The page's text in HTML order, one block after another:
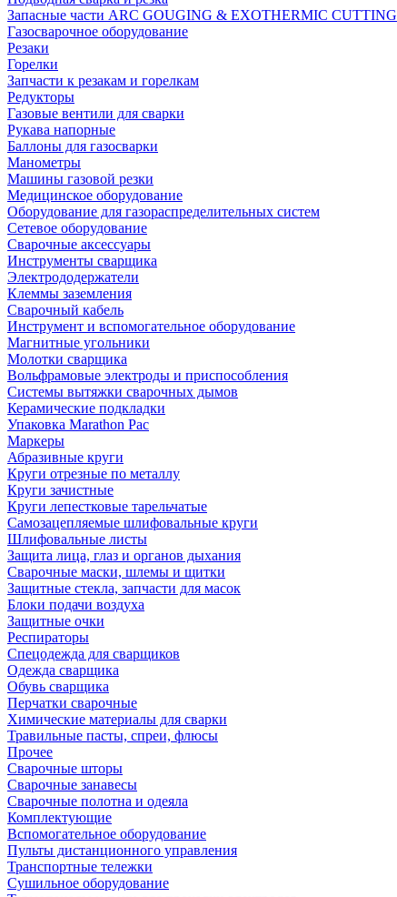
Запасные части ARC GOUGING & EXOTHERMIC CUTTING
Газосварочное оборудование
Резаки
Горелки
Запчасти к резакам и горелкам
Редукторы
Газовые вентили для сварки
Рукава напорные
Баллоны для газосварки
Манометры
Машины газовой резки
Медицинское оборудование
Оборудование для газораспределительных систем
Сетевое оборудование
Сварочные аксессуары
Инструменты сварщика
Электрододержатели
Клеммы заземления
Сварочный кабель
Инструмент и вспомогательное оборудование
Магнитные угольники
Молотки сварщика
Вольфрамовые электроды и приспособления
Системы вытяжки сварочных дымов
Керамические подкладки
Упаковка Marathon Pac
Маркеры
Абразивные круги
Круги отрезные по металлу
Круги зачистные
Круги лепестковые тарельчатые
Самозацепляемые шлифовальные круги
Шлифовальные листы
Защита лица, глаз и органов дыхания
Сварочные маски, шлемы и щитки
Защитные стекла, запчасти для масок
Блоки подачи воздуха
Защитные очки
Респираторы
Спецодежда для сварщиков
Одежда сварщика
Обувь сварщика
Перчатки сварочные
Химические материалы для сварки
Травильные пасты, спреи, флюсы
Прочее
Сварочные шторы
Сварочные занавесы
Сварочные полотна и одеяла
Комплектующие
Вспомогательное оборудование
Пульты дистанционного управления
Транспортные тележки
Сушильное оборудование